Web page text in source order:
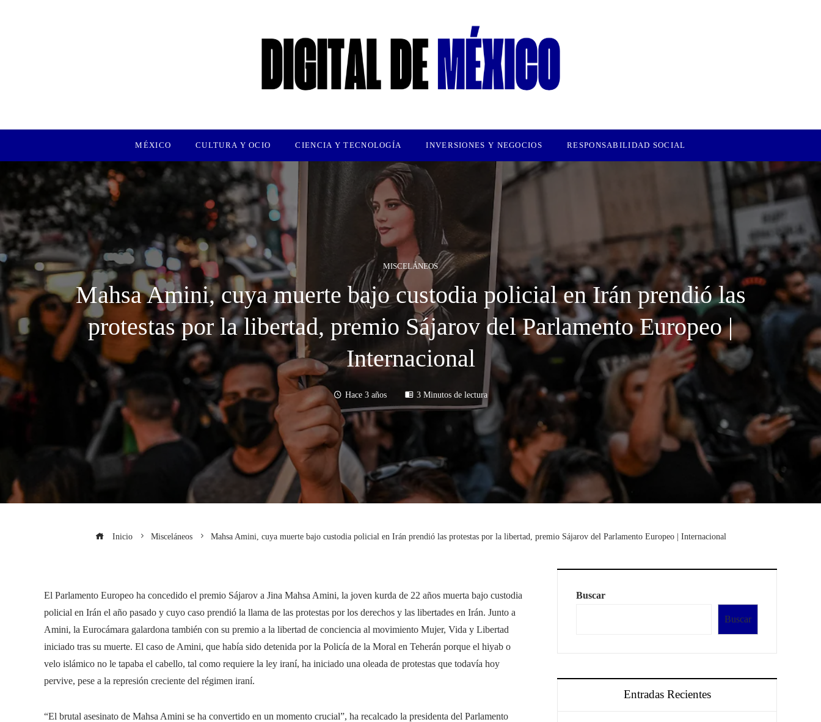
MÉXICO CULTURA Y OCIO CIENCIA Y TECNOLOGÍA INVERSIONES Y NEGOCIOS RESPONSABILIDAD SOCIAL
MISCELÁNEOS
Mahsa Amini, cuya muerte bajo custodia policial en Irán prendió las
protestas por la libertad, premio Sájarov del Parlamento Europeo |
Internacional
Hace 3 años 3 Minutos de lectura
Inicio Misceláneos Mahsa Amini, cuya muerte bajo custodia policial en Irán prendió las protestas por la libertad, premio Sájarov del Parlamento Europeo | Internacional
El Parlamento Europeo ha concedido el premio Sájarov a Jina Mahsa Amini, la joven kurda de 22 años muerta bajo custodia
policial en Irán el año pasado y cuyo caso prendió la llama de las protestas por los derechos y las libertades en Irán. Junto a
Amini, la Eurocámara galardona también con su premio a la libertad de conciencia al movimiento Mujer, Vida y Libertad
iniciado tras su muerte. El caso de Amini, que había sido detenida por la Policía de la Moral en Teherán porque el hiyab o
velo islámico no le tapaba el cabello, tal como requiere la ley iraní, ha iniciado una oleada de protestas que todavía hoy
pervive, pese a la represión creciente del régimen iraní.
“El brutal asesinato de Mahsa Amini se ha convertido en un momento crucial”, ha recalcado la presidenta del Parlamento
Buscar
Buscar
Entradas Recientes